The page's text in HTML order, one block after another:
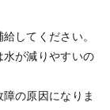
してください。
が減りやすいの
の原因になりま